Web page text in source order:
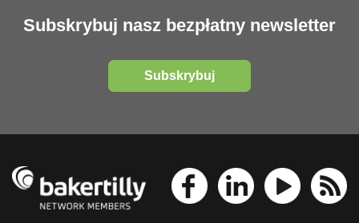
Subskrybuj nasz bezpłatny newsletter
Subskrybuj